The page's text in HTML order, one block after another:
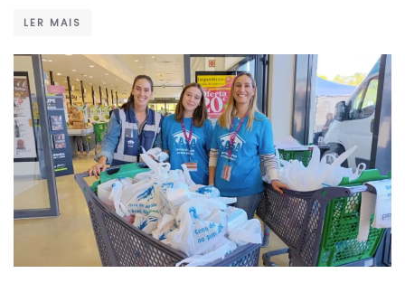
LER MAIS